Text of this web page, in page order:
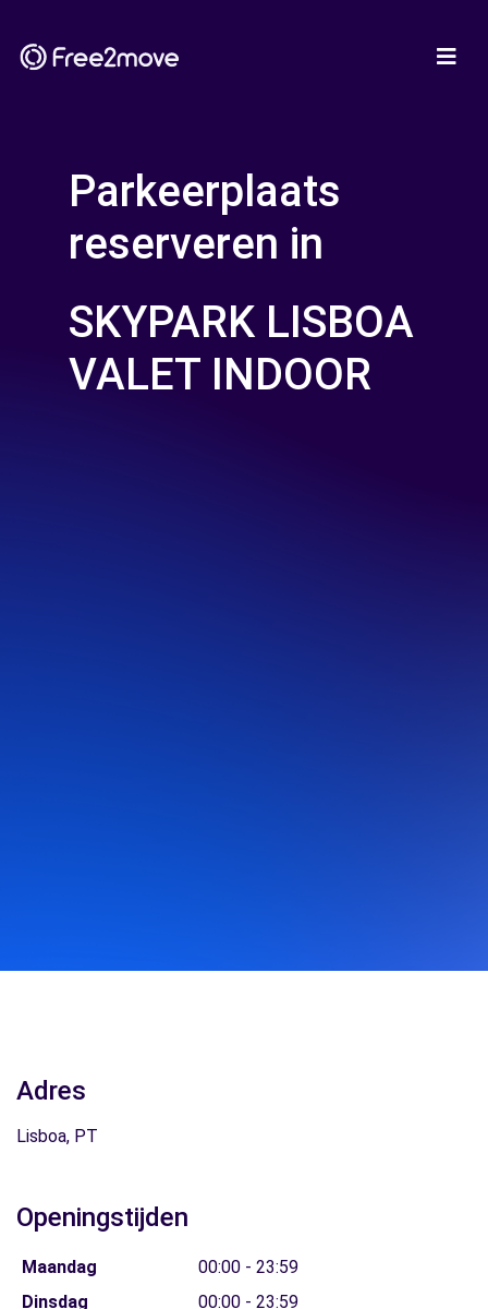
Parkeerplaats
reserveren in
SKYPARK LISBOA
VALET INDOOR
Adres
Lisboa, PT
Openingstijden
Maandag
00:00 - 23:59
Dinsdag
00:00 - 23:59